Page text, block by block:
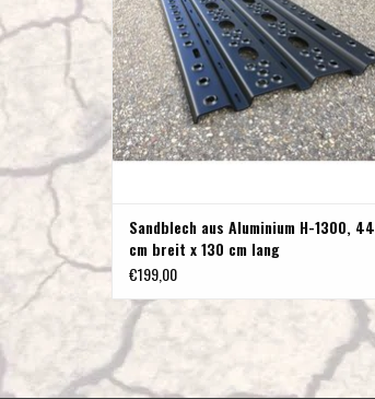
Sandblech aus Aluminium H-1300, 44
cm breit x 130 cm lang
€199,00